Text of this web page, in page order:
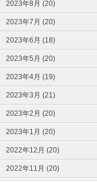
2023年8月 (20)
2023年7月 (20)
2023年6月 (18)
2023年5月 (20)
2023年4月 (19)
2023年3月 (21)
2023年2月 (20)
2023年1月 (20)
2022年12月 (20)
2022年11月 (20)